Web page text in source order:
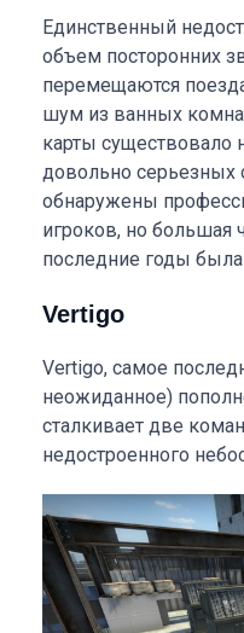
Единственный
объем посторонних
перемещаются
шум из ванных
карты существовало
довольно
обнаружены
игроков, но большая
последние годы
Vertigo
Vertigo, самое
неожиданное)
сталкивает две
недостроенного